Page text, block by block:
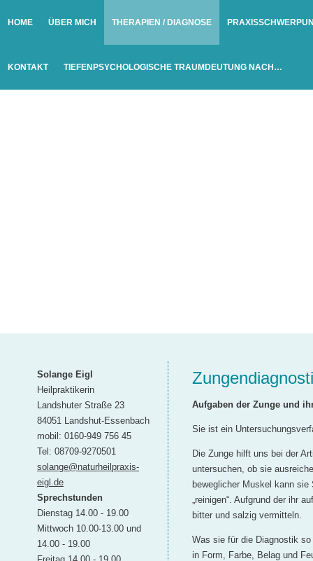
HOME ÜBER MICH THERAPIEN / DIAGNOSE
KONTAKT TIEFENPSYCHOLOGISCHE TRAUMDEUTUNG NACH…
Aufgaben der Zunge und
Sie ist ein
Die Zunge hilft uns bei der
untersuchen, ob sie
beweglicher Muskel kann
„reinigen“. Aufgrund der ihr
bitter und salzig vermitteln.
Was sie für die Diagnostik
in Form, Farbe, Belag und
Solange Eigl
Heilpraktikerin
Landshuter Straße 23
84051 Landshut-Essenbach
mobil: 0160-949 756 45
Tel: 08709-9270501
solange@naturheilpraxis-
eigl.de
Sprechstunden
Dienstag 14.00 - 19.00
Mittwoch 10.00-13.00 und
14.00 - 19.00